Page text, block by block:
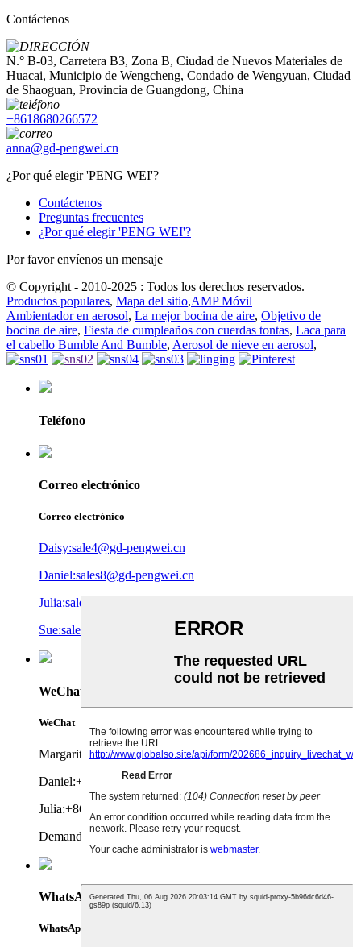
Contáctenos
N.° B-03, Carretera B3, Zona B, Ciudad de Nuevos Materiales de
Huacai, Municipio de Wengcheng, Condado de Wengyuan, Ciudad
de Shaoguan, Provincia de Guangdong, China
+8618680266572
anna@gd-pengwei.cn
¿Por qué elegir 'PENG WEI'?
Contáctenos
Preguntas frecuentes
¿Por qué elegir 'PENG WEI'?
Por favor envíenos un mensaje
© Copyright - 2010-2025 : Todos los derechos reservados.
Productos populares, Mapa del sitio,AMP Móvil
Ambientador en aerosol, La mejor bocina de aire, Objetivo de
bocina de aire, Fiesta de cumpleaños con cuerdas tontas, Laca para
el cabello Bumble And Bumble, Aerosol de nieve en aerosol,
Teléfono
Correo electrónico
Correo electrónico
Daisy:sale4@gd-pengwei.cn
Daniel:sales8@gd-pengwei.cn
Julia:sale2@gd-pengwei.cn
Sue:sales5@gd-pengwei.cn
WeChat
WeChat
Margarita:+86 19927149012
Daniel:+86 18011843168
Julia:+86 19927147067
Demandar:+86 19927126824
WhatsApp
WhatsApp